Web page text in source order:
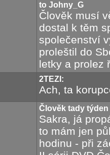
to Johny_G
Člověk musí
dostal k těm
společenství
proleštil do
letky a prolez
2TEZI:
Ach, ta
Člověk tady týden
Sakra, já
to mám jen
hodinu - při